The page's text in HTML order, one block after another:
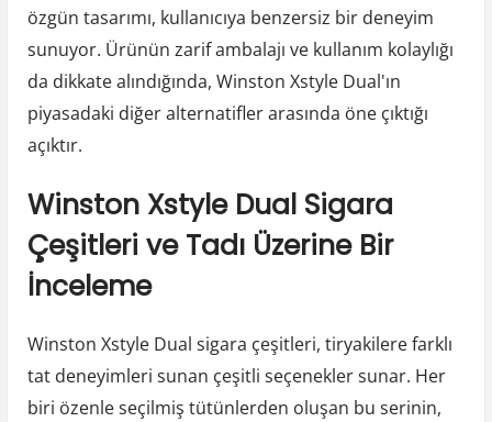
özgün tasarımı, kullanıcıya benzersiz bir deneyim
sunuyor. Ürünün zarif ambalajı ve kullanım kolaylığı
da dikkate alındığında, Winston Xstyle Dual'ın
piyasadaki diğer alternatifler arasında öne çıktığı
açıktır.
Winston Xstyle Dual Sigara
Çeşitleri ve Tadı Üzerine Bir
İnceleme
Winston Xstyle Dual sigara çeşitleri, tiryakilere farklı
tat deneyimleri sunan çeşitli seçenekler sunar. Her
biri özenle seçilmiş tütünlerden oluşan bu serinin,